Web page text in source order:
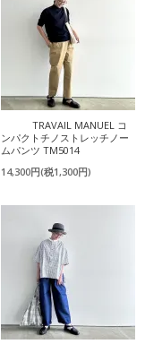
TRAVAIL MANUEL コ
ンパクトチノストレッチノー
ムパンツ TM5014
14,300円(税1,300円)